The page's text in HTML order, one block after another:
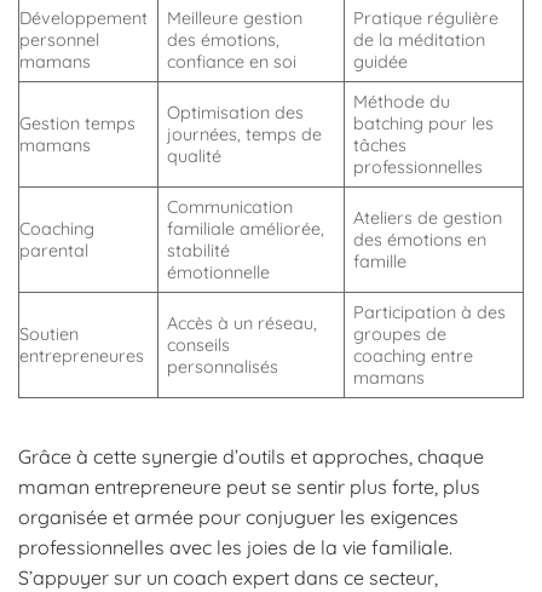
Développement
personnel
mamans
Meilleure gestion
des émotions,
confiance en soi
Pratique régulière
de la méditation
guidée
Gestion temps
mamans
Optimisation des
journées, temps de
qualité
Méthode du
batching pour les
tâches
professionnelles
Coaching
parental
Communication
familiale améliorée,
stabilité
émotionnelle
Ateliers de gestion
des émotions en
famille
Soutien
entrepreneures
Accès à un réseau,
conseils
personnalisés
Participation à des
groupes de
coaching entre
mamans
Grâce à cette synergie d’outils et approches, chaque
maman entrepreneure peut se sentir plus forte, plus
organisée et armée pour conjuguer les exigences
professionnelles avec les joies de la vie familiale.
S’appuyer sur un coach expert dans ce secteur,